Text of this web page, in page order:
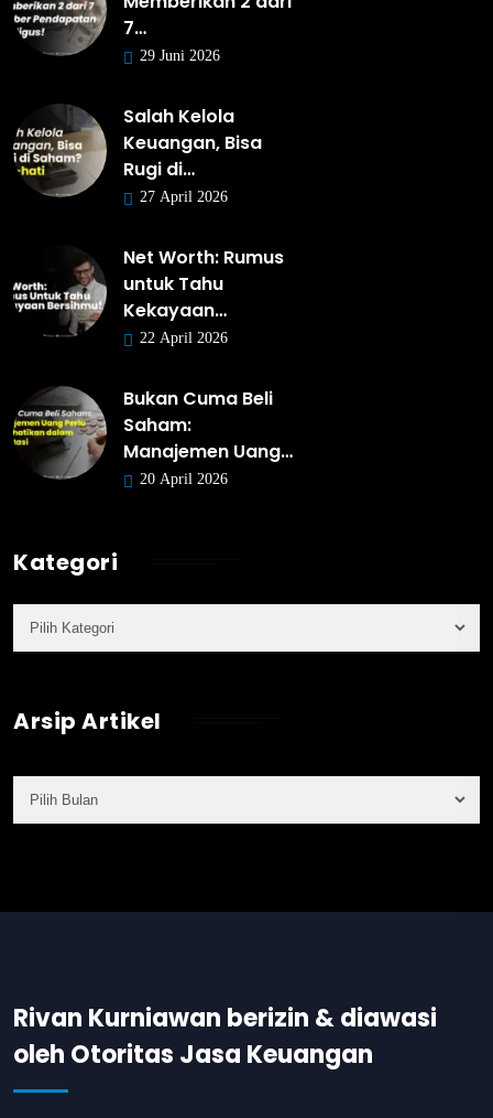
7…
29 Juni 2026
Salah Kelola
Keuangan, Bisa
Rugi di…
27 April 2026
Net Worth: Rumus
untuk Tahu
Kekayaan…
22 April 2026
Bukan Cuma Beli
Saham:
Manajemen Uang…
20 April 2026
Kategori
Arsip Artikel
Rivan Kurniawan berizin & diawasi
oleh Otoritas Jasa Keuangan